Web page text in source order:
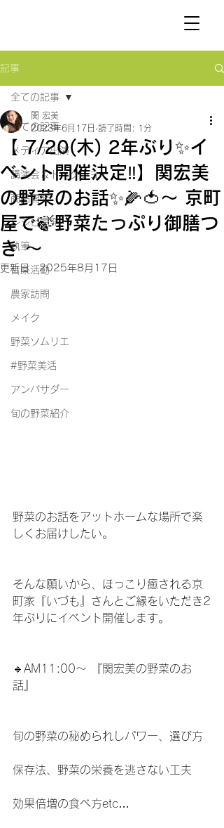
記事
全ての記事
メディア出演
講演会＆トークショー
商品開発
レシピ開発
執筆
音楽活動
農家訪問
メイク
野菜ソムリエ
#野菜美活
アンバサダー
旬の野菜紹介
全ての記事
【 7/20(木) 2年ぶり✨イ
ベント開催決定‼️】関宏美
の野菜のお話✨🌽🍅〜 京町
屋で🍃野菜たっぷり御膳つ
き 〜
関 宏美
2023年6月17日 読了時間: 1分
更新日：2025年8月17日
野菜のお話をアットホームな場所で楽
しくお届けしたい。
そんな願いから、ほっこり癒される京
町家『いづも』さんとご縁をいただき2
年ぶりにイベント開催します。
🔹AM11:00〜 『関宏美の野菜のお
話』
旬の野菜の秘められしパワー、選び方
保存法、野菜の栄養を逃さない工夫
効果倍増の食べ方etc…